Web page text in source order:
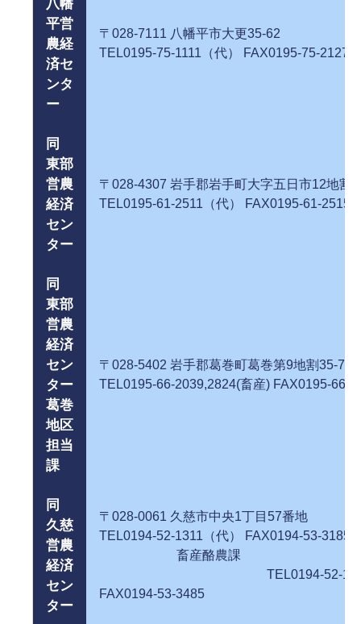
八幡
平営
農経
済セ
ンタ
ー
〒028-7111 八幡平市大更
TEL0195-75-1111（代） FAX0195-75-2127
同
東部
営農
経済
セン
ター
〒028-4307 岩手郡岩手町大字五日市12地
TEL0195-61-2511（代） FAX0195-61-2515
同
東部
営農
経済
セン
ター
葛巻
地区
担当
課
〒028-5402 岩手郡葛巻町葛巻第9地
TEL0195-66-2039,2824(畜産) FAX0195-66-
同
久慈
営農
経済
セン
ター
〒028-0061 久慈市中央1丁目
TEL0194-52-1311（代） FAX0194-53-3185
畜産酪農課
TEL0194-52-
FAX0194-53-3485